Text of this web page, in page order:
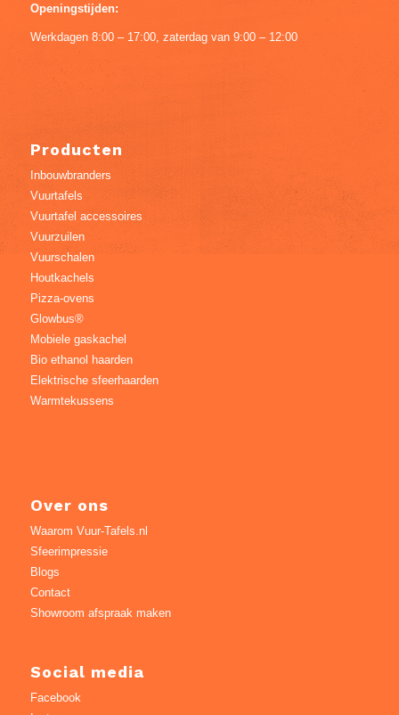
Openingstijden:
Werkdagen 8:00 – 17:00, zaterdag van 9:00 – 12:00
Producten
Inbouwbranders
Vuurtafels
Vuurtafel accessoires
Vuurzuilen
Vuurschalen
Houtkachels
Pizza-ovens
Glowbus®
Mobiele gaskachel
Bio ethanol haarden
Elektrische sfeerhaarden
Warmtekussens
Over ons
Waarom Vuur-Tafels.nl
Sfeerimpressie
Blogs
Contact
Showroom afspraak maken
Social media
Facebook